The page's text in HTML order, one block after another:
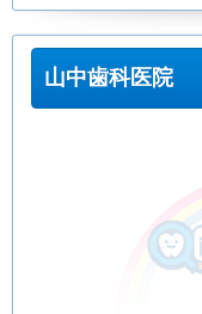
山中歯科医院